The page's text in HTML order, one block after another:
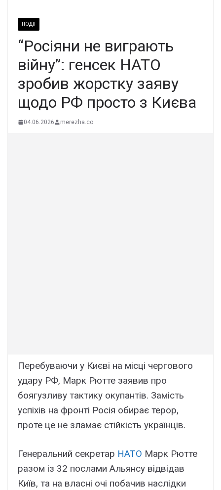
ПОДІЇ
“Росіяни не виграють
війну”: генсек НАТО
зробив жорстку заяву
щодо РФ просто з Києва
04.06.2026 merezha.co
Перебуваючи у Києві на місці чергового
удару РФ, Марк Рютте заявив про
боягузливу тактику окупантів. Замість
успіхів на фронті Росія обирає терор,
проте це не зламає стійкість українців.
Генеральний секретар НАТО Марк Рютте
разом із 32 послами Альянсу відвідав
Київ, та на власні очі побачив наслідки